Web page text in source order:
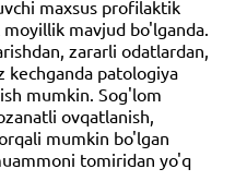
maxsus profilaktik
mavjud bo'lganda.
zararli odatlardan,
patologiya
mumkin. Sog'lom
ovqatlanish,
mumkin bo'lgan
tomiridan yo'q